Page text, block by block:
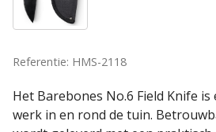
Referentie: HMS-2118
Het Barebones No.6 Field Knife
werk in en rond de tuin.